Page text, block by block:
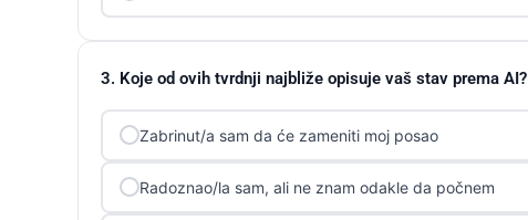
3. Koje od ovih tvrdnji najbliže opisuje vaš stav prema AI?
Zabrinut/a sam da će zameniti moj posao
Radoznao/la sam, ali ne znam odakle da počnem